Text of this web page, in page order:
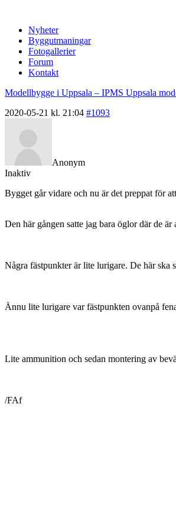
Nyheter
Byggutmaningar
Fotogallerier
Forum
Kontakt
Modellbygge i Uppsala – IPMS Uppsala
2020-05-21 kl. 21:04 #1093
Anonym
Inaktiv
Bygget går vidare och nu är det preppat för
Den här gången satte jag bara öglor där de
Några fästpunkter är lite lurigare. De här ska
Ännu lite lurigare var fästpunkten ovanpå
Lite ammunition och sedan montering av
/FAf